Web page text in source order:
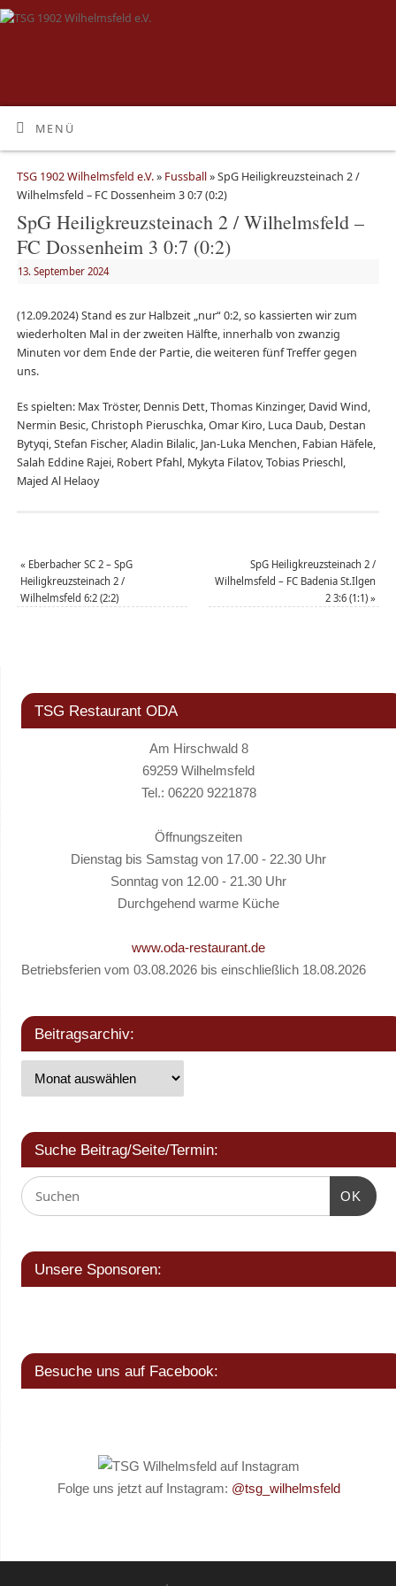
MENÜ
TSG 1902 Wilhelmsfeld e.V.» Fussball» SpG Heiligkreuzsteinach 2 /
Wilhelmsfeld – FC Dossenheim 3 0:7 (0:2)
SpG Heiligkreuzsteinach 2 / Wilhelmsfeld –
FC Dossenheim 3 0:7 (0:2)
13. September 2024
(12.09.2024) Stand es zur Halbzeit „nur“ 0:2, so kassierten wir zum
wiederholten Mal in der zweiten Hälfte, innerhalb von zwanzig
Minuten vor dem Ende der Partie, die weiteren fünf Treffer gegen
uns.
Es spielten: Max Tröster, Dennis Dett, Thomas Kinzinger, David Wind,
Nermin Besic, Christoph Pieruschka, Omar Kiro, Luca Daub, Destan
Bytyqi, Stefan Fischer, Aladin Bilalic, Jan-Luka Menchen, Fabian Häfele,
Salah Eddine Rajei, Robert Pfahl, Mykyta Filatov, Tobias Prieschl,
Majed Al Helaoy
« Eberbacher SC 2 – SpG
Heiligkreuzsteinach 2 /
Wilhelmsfeld 6:2 (2:2)
SpG Heiligkreuzsteinach 2 /
Wilhelmsfeld – FC Badenia St.Ilgen
2 3:6 (1:1)»
TSG Restaurant ODA
Am Hirschwald 8
69259 Wilhelmsfeld
Tel.: 06220 9221878
Öffnungszeiten
Dienstag bis Samstag von 17.00 - 22.30 Uhr
Sonntag von 12.00 - 21.30 Uhr
Durchgehend warme Küche
www.oda-restaurant.de
Betriebsferien vom 03.08.2026 bis einschließlich 18.08.2026
Beitragsarchiv:
Suche Beitrag/Seite/Termin:
OK
Unsere Sponsoren:
Besuche uns auf Facebook:
Folge uns jetzt auf Instagram: @tsg_wilhelmsfeld